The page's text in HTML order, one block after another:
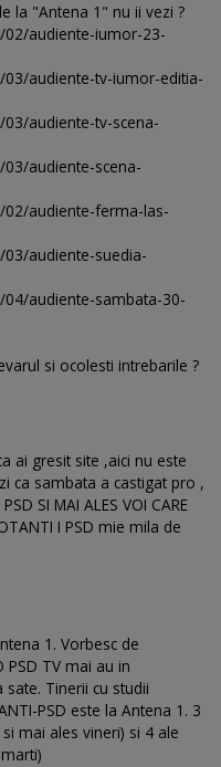
la "Antena 1" nu ii vezi ?
audiente-iumor-23-
audiente-tv-iumor-editia-
audiente-tv-scena-
audiente-scena-
audiente-ferma-las-
audiente-suedia-
audiente-sambata-30-
si ocolesti intrebarile ?
ai gresit site ,aici nu este
ca sambata a castigat pro ,
SI MAI ALES VOI CARE
I PSD mie mila de
1. Vorbesc de
PSD TV mai au in
sate. Tinerii cu studii
PSD este la Antena 1. 3
mai ales vineri) si 4 ale